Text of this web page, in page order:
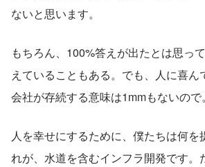
ないと思います。
もちろん、100%答えが出たとは思っ
えていることもある。でも、人に喜ん
会社が存続する意味は1mmもないので。
人を幸せにするために、僕たちは何を
れが、水道を含むインフラ開発です。